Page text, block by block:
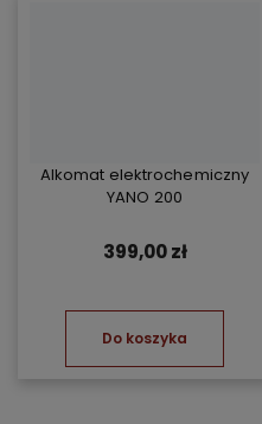
Alkomat elektrochemiczny
YANO 200
399,00 zł
Do koszyka